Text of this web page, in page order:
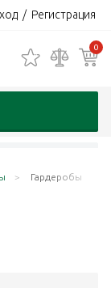
/ Регистрация
0
Гардеробы